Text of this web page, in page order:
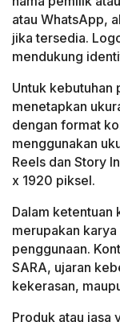
atau WhatsApp,
jika tersedia.
mendukung
Untuk kebutuhan
menetapkan
dengan format
menggunakan
Reels dan Story
x 1920 piksel.
Dalam ketentuan
merupakan
penggunaan.
SARA, ujaran
kekerasan,
Produk atau jasa